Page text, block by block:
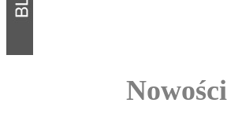
Nowości